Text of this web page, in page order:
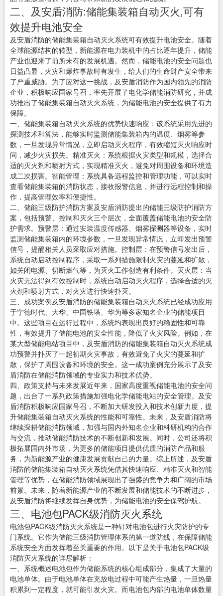
二、及安盾消防:储能集装箱自动灭火,可有
效提升电池安全
及安盾消防的储能集装箱自动灭火系统可有效提升电池安全。随着
全球能源结构的转型，新能源在电力装机中的占比逐年提升，储能
产业也迎来了前所未有的发展机遇。然而，储能电池的安全问题也
日益凸显，火灾和爆炸事故时有发生，给人们的生命财产安全带来
了严重威胁。为了应对这一挑战，及安盾消防作为国内领先的消防
企业，积极响应国家号召，率先开展了电化学储能消防研究，并成
功推出了储能集装箱自动灭火系统，为储能电池的安全提供了有力
保障。
一、储能集装箱自动灭火系统的优势快速响应：该系统采用先进的
探测技术和算法，能够实时监测储能集装箱内的温度、烟雾等参
数，一旦发现异常情况，立即启动灭火程序，有效缩短灭火响应时
间，减少火灾损失。精准灭火：系统根据火灾类型和规模，选择合
适的灭火剂和喷射方式，实现精准灭火，避免对周围设备和环境造
成二次损害。智能管理：系统具备远程监控和管理功能，可以实时
查看储能集装箱的消防状态，接收报警信息，并进行远程控制和操
作，提高管理效率和便捷性。
二、储能三级防护消防方案及安盾消防提出的储能三级防护消防方
案，包括预警、控制和灭火三个层次，全面覆盖储能电池的安全防
护需求。预警层：通过安装温度传感器、烟雾探测器等设备，实时
监测储能集装箱内的环境参数，一旦发现异常情况，立即发出预警
信号，提醒相关人员采取应对措施。控制层：在预警信号发出后，
系统自动启动控制程序，采取一系列措施限制火灾的蔓延和扩散，
如关闭电源、切断燃气等，为灭火工作创造有利条件。灭火层：当
火灾无法得到有效控制时，系统自动启动灭火程序，选择合适的灭
火剂和喷射方式，对火灾进行快速扑灭。
三、成功案例及安盾消防的储能集装箱自动灭火系统已经成功应用
于宁德时代、大华、中国铁塔、华为等多家知名企业的储能项目
中。这些项目在运行过程中，系统均表现出良好的稳固性和可靠
性，有效提升了储能电池的安全性能，降低了火灾风险。例如，在
某大型储能电站项目中，及安盾消防的储能集装箱自动灭火系统成
功预警并扑灭了一起初期火灾事故，有效避免了火灾的蔓延和扩
散，保护了周围设备和环境的安全。这一成功案例充分展示了及安
盾消防在储能消防领域的专业实力和技术优势。
四、政策支持与未来发展近年来，国家高度重视储能电池的安全问
题，出台了一系列政策措施加强电化学储能电站的安全管理。及安
盾消防积极响应国家号召，不断加大研发投入和技术创新力度，提
升储能集装箱自动灭火系统的性能和可靠性。未来，及安盾消防将
继续深耕储能消防领域，加强与国内外知名企业和科研机构的合作
与交流，推动储能消防技术的不断创新和发展。同时，公司还将积
极拓展国内外市场，为更多的储能项目提供优质的消防产品和服
务，为新能源产业的健康发展贡献自己的力量。综上所述，及安盾
消防的储能集装箱自动灭火系统凭借其快速响应、精准灭火和智能
管理等优势，在储能消防领域展现出了强盛的竞争力和广阔的市场
前景。未来，随着新能源产业的不断发展和储能技术的不断进步，
及安盾消防将继续发挥自身优势，为储能电池的安全保驾护航。
三、电池包PACK级消防灭火系统
电池包PACK级消防灭火系统是一种针对电池包进行火灾防护的专
门系统。它作为储能三级消防管理体系的第一道防线，在保障储能
系统安全方面发挥着至关重要的作用。以下是关于电池包PACK级
消防灭火系统的详尽解析：
一、系统概述电池包作为储能系统的核心组成部分，集成了大量的
电池单体。由于电池单体在充放电过程中可能产生热量，一旦热量
积累到一定程度，就可能引发火灾。而电池包内部的电池单体数量